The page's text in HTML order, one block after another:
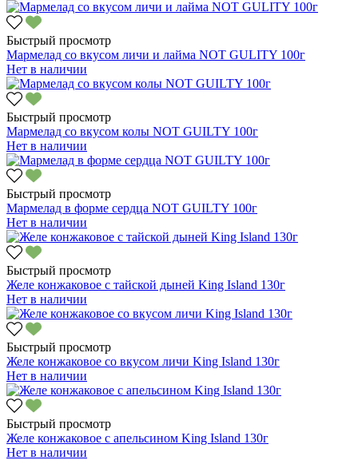
Быстрый просмотр
Мармелад со вкусом личи и лайма NOT GULITY 100г
Нет в наличии
Быстрый просмотр
Мармелад со вкусом колы NOT GUILTY 100г
Нет в наличии
Быстрый просмотр
Мармелад в форме сердца NOT GUILTY 100г
Нет в наличии
Быстрый просмотр
Желе конжаковое с тайской дыней King Island 130г
Нет в наличии
Быстрый просмотр
Желе конжаковое со вкусом личи King Island 130г
Нет в наличии
Быстрый просмотр
Желе конжаковое с апельсином King Island 130г
Нет в наличии